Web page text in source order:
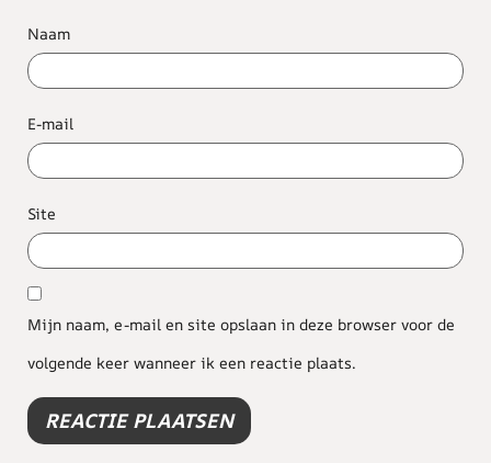
Naam
E-mail
Site
Mijn naam, e-mail en site opslaan in deze browser voor de
volgende keer wanneer ik een reactie plaats.